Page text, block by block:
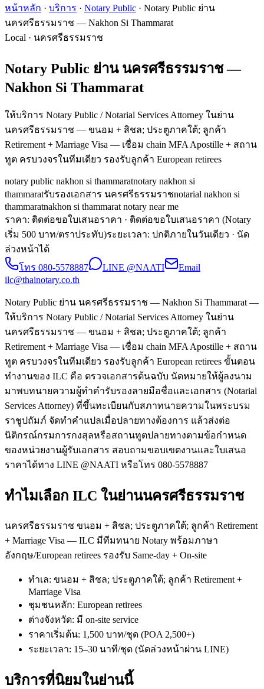
หน้าหลัก · บริการ · Notary Public · Notary Public ย่าน
นครศรีธรรมราช — Nakhon Si Thammarat
Local · นครศรีธรรมราช
Notary Public ย่าน นครศรีธรรมราช —
Nakhon Si Thammarat
ให้บริการ Notary Public / Notarial Services Attorney ในย่าน
นครศรีธรรมราช — ขนอม + สิชล; ประตูภาคใต้; ลูกค้า
Retirement + Marriage Visa — เชื่อม chain MFA Apostille + สถาน
ทูต ครบวงจรในทีมเดียว รองรับลูกค้า European retirees
notary public nakhon si thammaratnotary nakhon si
thammaratรับรองเอกสาร นครศรีธรรมราชnotarial nakhon si
thammaratnakhon si thammarat notary near me
ราคา: ติดต่อขอใบเสนอราคา · ติดต่อขอใบเสนอราคา (Notary
เริ่ม 500 บาท/ตราประทับ)ระยะเวลา: ปกติภายในวันเดียว · นัด
ล่วงหน้าได้
โทร 080-5578887 LINE @NAATI
Email
ilc@thainotary.co.th
Notary Public ย่าน นครศรีธรรมราช — Nakhon Si Thammarat —
ให้บริการ Notary Public / Notarial Services Attorney ในย่าน
นครศรีธรรมราช — ขนอม + สิชล; ประตูภาคใต้; ลูกค้า
Retirement + Marriage Visa — เชื่อม chain MFA Apostille + สถาน
ทูต ครบวงจรในทีมเดียว รองรับลูกค้า European retirees ขั้นตอน
ทำงานของ ILC คือ ตรวจเอกสารต้นฉบับ นัดหมายให้ผู้ลงนาม
มาพบทนายความผู้ทำคำรับรองลายมือชื่อและเอกสาร (Notarial
Services Attorney) ที่ขึ้นทะเบียนกับสภาทนายความในพระบรม
ราชูปถัมภ์ จัดทำคำแปลเมื่อปลายทางต้องการ แล้วส่งต่อ
นิติกรณ์กรมการกงสุลหรือสถานทูตปลายทางตามข้อกำหนด
ของหน่วยงานผู้รับเอกสาร สอบถามขอบเขตงานและใบเสนอ
ราคาได้ทาง LINE @NAATI หรือโทร 080-5578887
ทำไมเลือก ILC ในย่านนครศรีธรรมราช
นครศรีธรรมราช ขนอม + สิชล; ประตูภาคใต้; ลูกค้า Retirement
+ Marriage Visa — ILC มีทีมทนาย Notary พร้อมภาษา
อังกฤษ/European retirees รองรับ Same-day + On-site
ทำเล: ขนอม + สิชล; ประตูภาคใต้; ลูกค้า Retirement +
Marriage Visa
ชุมชนหลัก: European retirees
ต่างจังหวัด: มี on-site service
ราคาเริ่มต้น: 1,500 บาท/ชุด (POA 2,500+)
ระยะเวลา: 15–30 นาที/ชุด (นัดล่วงหน้าผ่าน LINE)
บริการที่นิยมในย่านนี้